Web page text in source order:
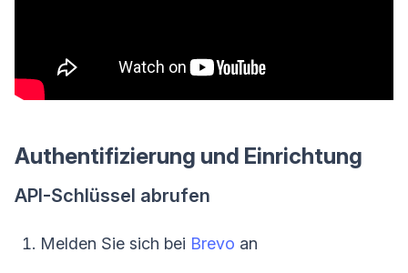
Authentifizierung und Einrichtung
API-Schlüssel abrufen
Melden Sie sich bei Brevo an